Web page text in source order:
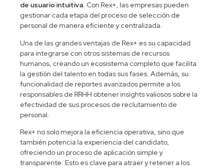
de usuario intuitiva. Con Rex+, las empresas pueden
gestionar cada etapa del proceso de selección de
personal de manera eficiente y centralizada.
Una de las grandes ventajas de Rex+ es su capacidad
para integrarse con otros sistemas de recursos
humanos, creando un ecosistema completo que facilita
la gestión del talento en todas sus fases. Además, su
funcionalidad de reportes avanzados permite a los
responsables de RRHH obtener insights valiosos sobre la
efectividad de sus procesos de reclutamiento de
personal.
Rex+ no solo mejora la eficiencia operativa, sino que
también potencia la experiencia del candidato,
ofreciendo un proceso de aplicación simple y
transparente. Esto es clave para atraer y retener a los